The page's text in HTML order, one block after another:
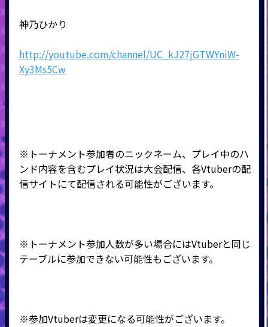
神乃ひかり
http://youtube.com/channel/UC_kJ27jGTWYniW-
Xy3Ms5Cw
※トーナメント参加者のニックネーム、プレイ中のハ
ンド内容を含むプレイ状況は大会配信、各Vtuberの配
信サイトにて配信される可能性がございます。
※トーナメント参加人数が多い場合にはVtuberと同じ
テーブルに参加できない可能性もございます。
※参加Vtuberは変更になる可能性がございます。